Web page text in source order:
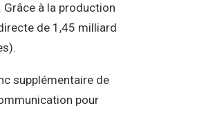
à la production
de 1,45 milliard
supplémentaire de
pour